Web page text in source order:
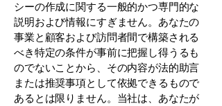
シーの作成に関する一般的かつ専門的な
説明および情報にすぎません。あなたの
事業と顧客および訪問者間で構築される
べき特定の条件が事前に把握し得うるも
のでないことから、その内容が法的助言
または推奨事項として依拠できるもので
あるとは限りません。当社は、あなたが